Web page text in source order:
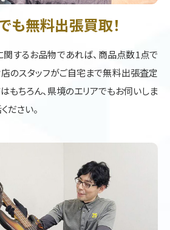
も無料出張買取！
関するお品物であれば、商品点数1点で
のスタッフがご自宅まで無料出張査定
もちろん、県境のエリアでもお伺いしま
ださい。